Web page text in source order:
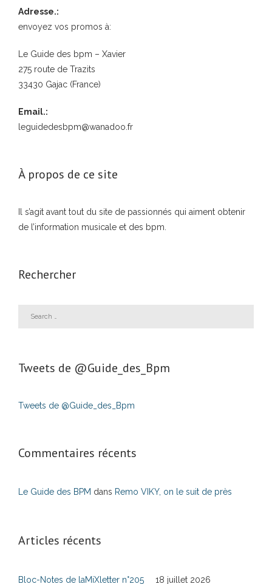
Adresse.:
envoyez vos promos à:
Le Guide des bpm – Xavier
275 route de Trazits
33430 Gajac (France)
Email.:
leguidedesbpm@wanadoo.fr
À propos de ce site
Il s’agit avant tout du site de passionnés qui aiment obtenir
de l’information musicale et des bpm.
Rechercher
Tweets de ‎@Guide_des_Bpm
Tweets de @Guide_des_Bpm
Commentaires récents
Le Guide des BPM dans Remo VIKY, on le suit de près
Articles récents
Bloc-Notes de laMiXletter n°205 18 juillet 2026